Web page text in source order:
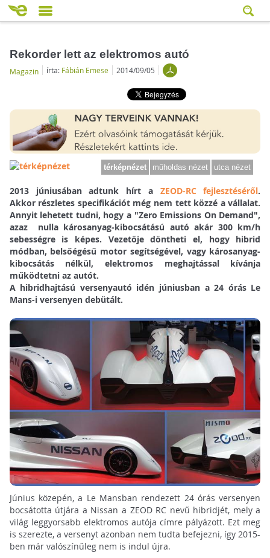
Rekorder lett az elektromos autó
Magazin írta: Fábián Emese 2014/09/05
térképnézet műholdas nézet utca nézet
2013 júniusában adtunk hírt a ZEOD-RC fejlesztéséről.
Akkor részletes specifikációt még nem tett közzé a vállalat.
Annyit lehetett tudni, hogy a "Zero Emissions On Demand",
azaz nulla károsanyag-kibocsátású autó akár 300 km/h
sebességre is képes. Vezetője döntheti el, hogy hibrid
módban, belsőégésű motor segítségével, vagy károsanyag-
kibocsátás nélkül, elektromos meghajtással kívánja
működtetni az autót.
A hibridhajtású versenyautó idén júniusban a 24 órás Le
Mans-i versenyen debütált.
Június közepén, a Le Mansban rendezett 24 órás versenyen
bocsátotta útjára a Nissan a ZEOD RC nevű hibridjét, mely a
világ leggyorsabb elektromos autója címre pályázott. Ezt meg
is szerezte, a versenyt azonban nem tudta befejezni, így 2015-
ben már valószínűleg nem is indul újra.